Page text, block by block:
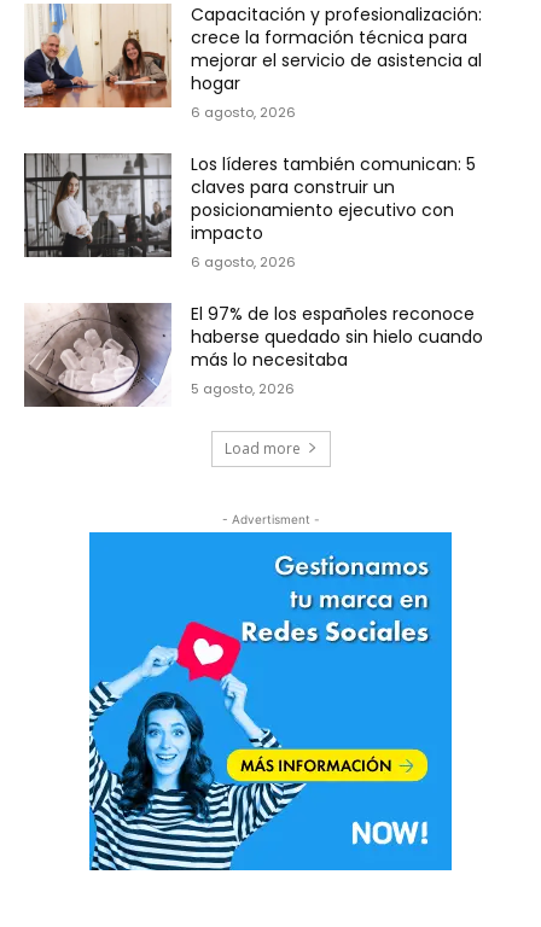
Capacitación y profesionalización:
crece la formación técnica para
mejorar el servicio de asistencia al
hogar
6 agosto, 2026
Los líderes también comunican: 5
claves para construir un
posicionamiento ejecutivo con
impacto
6 agosto, 2026
El 97% de los españoles reconoce
haberse quedado sin hielo cuando
más lo necesitaba
5 agosto, 2026
Load more
- Advertisment -